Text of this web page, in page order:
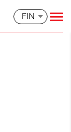
FIN